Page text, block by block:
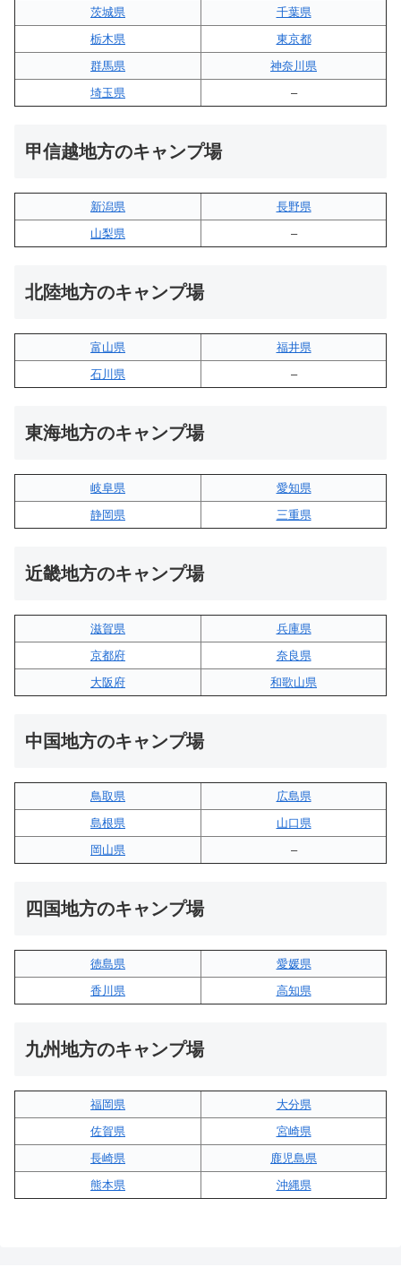
茨城県
千葉県
栃木県
東京都
群馬県
神奈川県
埼玉県
–
甲信越地方のキャンプ場
新潟県
長野県
山梨県
–
北陸地方のキャンプ場
富山県
福井県
石川県
–
東海地方のキャンプ場
岐阜県
愛知県
静岡県
三重県
近畿地方のキャンプ場
滋賀県
兵庫県
京都府
奈良県
大阪府
和歌山県
中国地方のキャンプ場
鳥取県
広島県
島根県
山口県
岡山県
–
四国地方のキャンプ場
徳島県
愛媛県
香川県
高知県
九州地方のキャンプ場
福岡県
大分県
佐賀県
宮崎県
長崎県
鹿児島県
熊本県
沖縄県